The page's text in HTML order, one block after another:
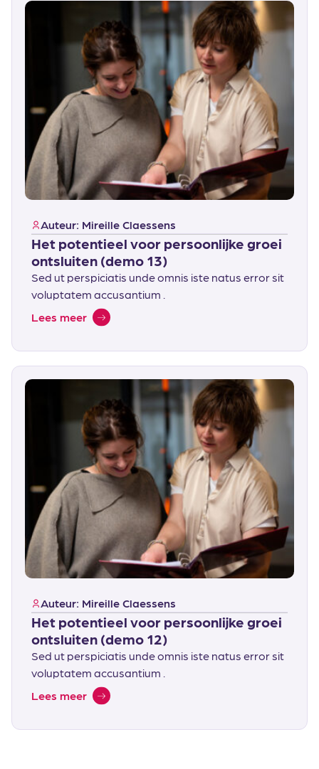
Auteur: Mireille Claessens
Het potentieel voor persoonlijke groei
ontsluiten (demo 13)
Sed ut perspiciatis unde omnis iste natus error sit
voluptatem accusantium .
Lees meer
Auteur: Mireille Claessens
Het potentieel voor persoonlijke groei
ontsluiten (demo 12)
Sed ut perspiciatis unde omnis iste natus error sit
voluptatem accusantium .
Lees meer